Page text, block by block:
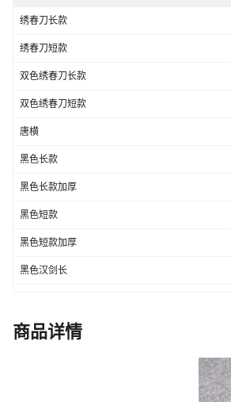
绣春刀长款
绣春刀短款
双色绣春刀长款
双色绣春刀短款
唐横
黑色长款
黑色长款加厚
黑色短款
黑色短款加厚
黑色汉剑长
黑色秦剑短
商品详情